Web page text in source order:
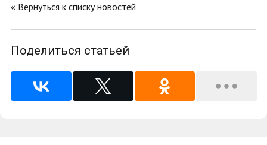
« Вернуться к списку новостей
Поделиться статьей